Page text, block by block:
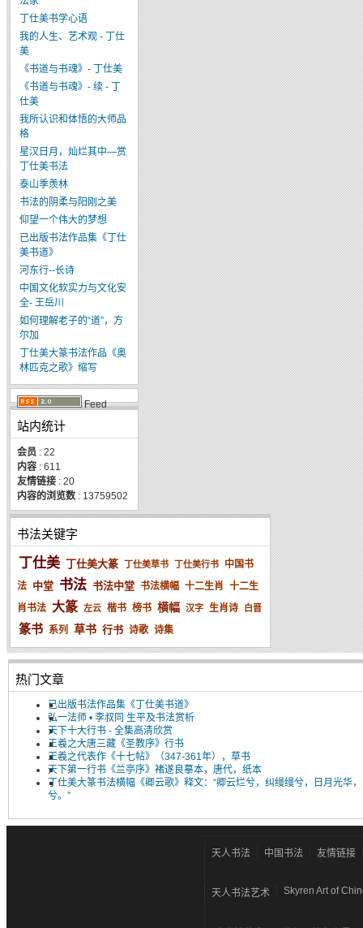
丁仕美书学心语
我的人生、艺术观 - 丁仕
美
《书道与书魂》- 丁仕美
《书道与书魂》- 续 - 丁
仕美
我所认识和体悟的大师品
格
星汉日月，灿烂其中—赏
丁仕美书法
泰山季羡林
书法的阴柔与阳刚之美
仰望一个伟大的梦想
已出版书法作品集《丁仕
美书道》
河东行--长诗
中国文化软实力与文化安
全- 王岳川
如何理解老子的“道”，方
尔加
丁仕美大篆书法作品《奥
林匹克之歌》缩写
Feed
站内统计
会员 : 22
内容 : 611
友情链接 : 20
内容的浏览数 : 13759502
书法关键字
丁仕美 丁仕美大篆 丁仕美草书 丁仕美行书
中国书
法 中堂 书法 书法中堂 书法横幅 十二生肖 十二生
肖书法 大篆 左云 楷书 榜书 横幅 汉字 生肖诗 白晋
篆书 系列 草书 行书 诗歌 诗集
热门文章
已出版书法作品集《丁仕美书道》
弘一法师 • 李叔同 生平及书法赏析
天下十大行书 - 全集高清欣赏
王羲之大唐三藏《圣教序》行书
王羲之代表作《十七帖》（347-361年），草书
天下第一行书《兰亭序》褚遂良摹本，唐代，纸本
丁仕美大篆书法横幅《卿云歌》释文：“卿云烂兮，纠缦缦兮，日月光华
兮。”
天人书法 中国书法 友情链接
天人书法艺术 Skyren Art of